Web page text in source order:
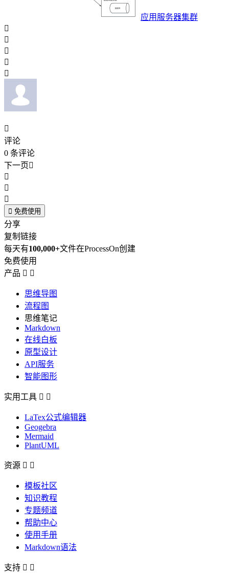
应用服务器集群






评论
0 条评论
下一页



 免费使用
分享
复制链接
每天有100,000+文件在ProcessOn创建
免费使用
产品  
思维导图
流程图
思维笔记
Markdown
在线白板
原型设计
API服务
智能图形
实用工具  
LaTex公式编辑器
Geogebra
Mermaid
PlantUML
资源  
模板社区
知识教程
专题频道
帮助中心
使用手册
Markdown语法
支持  